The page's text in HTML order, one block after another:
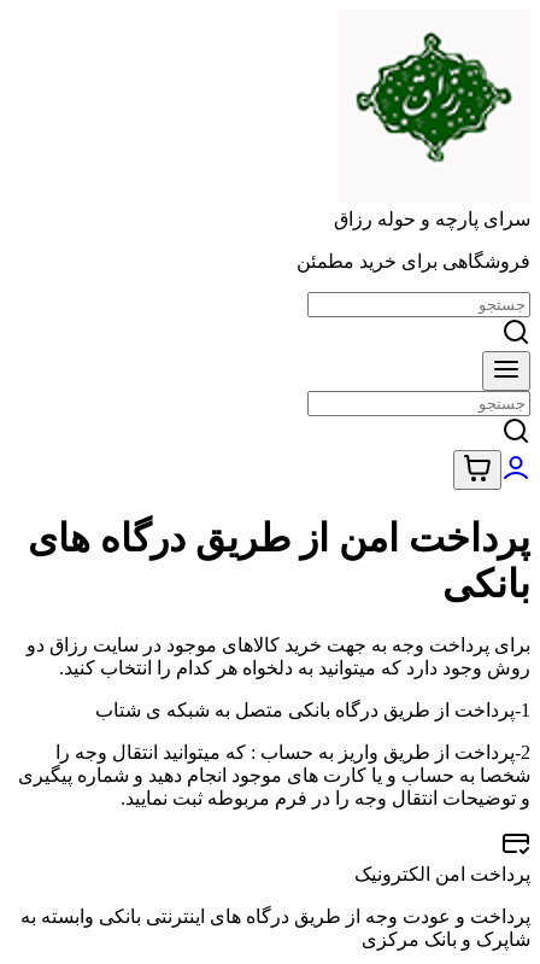
سرای پارچه و حوله رزاق
فروشگاهی برای خرید مطمئن
پرداخت امن از طریق درگاه های
بانکی
برای پرداخت وجه به جهت خرید کالاهای موجود در سایت رزاق دو
روش وجود دارد که میتوانید به دلخواه هر کدام را انتخاب کنید.
1-پرداخت از طریق درگاه بانکی متصل به شبکه ی شتاب
2-پرداخت از طریق واریز به حساب : که میتوانید انتقال وجه را
شخصا به حساب و یا کارت های موجود انجام دهید و شماره پیگیری
و توضیحات انتقال وجه را در فرم مربوطه ثبت نمایید.
پرداخت امن الکترونیک
پرداخت و عودت وجه از طریق درگاه های اینترنتی بانکی وابسته به
شاپرک و بانک مرکزی